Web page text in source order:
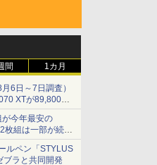
間 1カ月
6日～7日調査）
XTが89,800
の17型モニターが
ほか
今年最安の
枚組は一部が続騰
ルペン「STYLUS
ブラと共同開発